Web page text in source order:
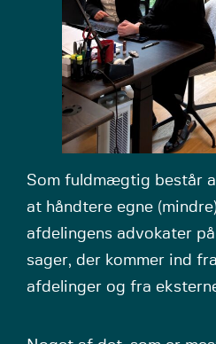
Som fuldmægtig består
at håndtere egne
afdelingens advokater
sager, der kommer ind
afdelinger og fra